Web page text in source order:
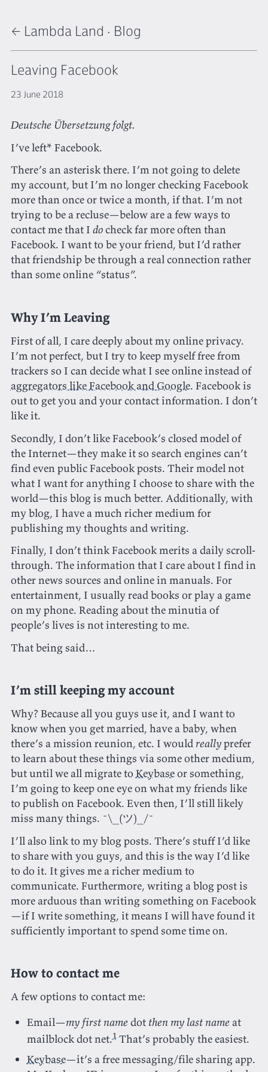
← Lambda Land · Blog
Leaving Facebook
23 June 2018
Deutsche Übersetzung folgt.
I’ve left* Facebook.
There’s an asterisk there. I’m not going to delete
my account, but I’m no longer checking Facebook
more than once or twice a month, if that. I’m not
trying to be a recluse—below are a few ways to
contact me that I docheck far more often than
Facebook. I want to be your friend, but I’d rather
that friendship be through a real connection rather
than some online “status”.
Why I’m Leaving
First of all, I care deeply about my online privacy.
I’m not perfect, but I try to keep myself free from
trackers so I can decide what I see online instead of
aggregators like Facebook and Google. Facebook is
out to get you and your contact information. I don’t
like it.
Secondly, I don’t like Facebook’s closed model of
the Internet—they make it so search engines can’t
find even public Facebook posts. Their model not
what I want for anything I choose to share with the
world—this blog is much better. Additionally, with
my blog, I have a much richer medium for
publishing my thoughts and writing.
Finally, I don’t think Facebook merits a daily scroll-
through. The information that I care about I find in
other news sources and online in manuals. For
entertainment, I usually read books or play a game
on my phone. Reading about the minutia of
people’s lives is not interesting to me.
That being said…
I’m still keeping my account
Why? Because all you guys use it, and I want to
know when you get married, have a baby, when
there’s a mission reunion, etc. I wouldreallyprefer
to learn about these things via some other medium,
but until we all migrate to Keybaseor something,
I’m going to keep one eye on what my friends like
to publish on Facebook. Even then, I’ll still likely
miss many things. ¯\_(ツ)_/¯
I’ll also link to my blog posts. There’s stuff I’d like
to share with you guys, and this is the way I’d like
to do it. It gives me a richer medium to
communicate. Furthermore, writing a blog post is
more arduous than writing something on Facebook
—if I write something, it means I will have found it
sufficiently important to spend some time on.
How to contact me
A few options to contact me:
Email—my first namedot then my last nameat
mailblock dot net.1That’s probably the easiest.
Keybase—it’s a free messaging/file sharing app.